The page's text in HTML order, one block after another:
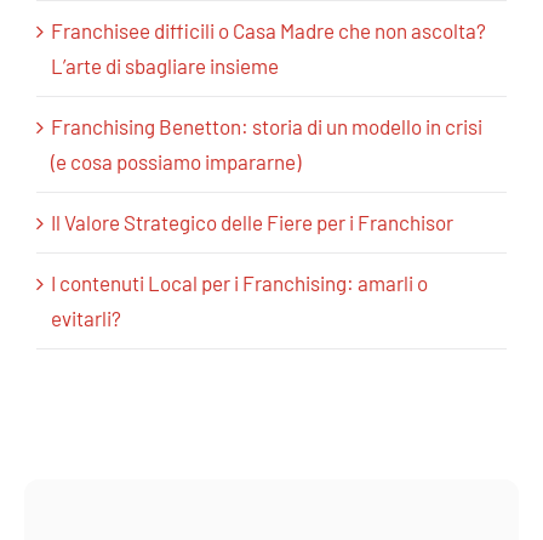
Franchisee difficili o Casa Madre che non ascolta?
L’arte di sbagliare insieme
Franchising Benetton: storia di un modello in crisi
(e cosa possiamo impararne)
Il Valore Strategico delle Fiere per i Franchisor
I contenuti Local per i Franchising: amarli o
evitarli?